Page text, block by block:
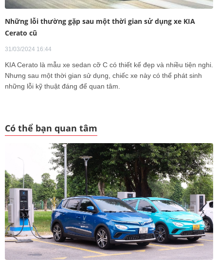
Những lỗi thường gặp sau một thời gian sử dụng xe KIA
Cerato cũ
31/03/2024 16:44
KIA Cerato là mẫu xe sedan cỡ C có thiết kế đẹp và nhiều tiện nghi.
Nhưng sau một thời gian sử dụng, chiếc xe này có thể phát sinh
những lỗi kỹ thuật đáng để quan tâm.
Có thể bạn quan tâm